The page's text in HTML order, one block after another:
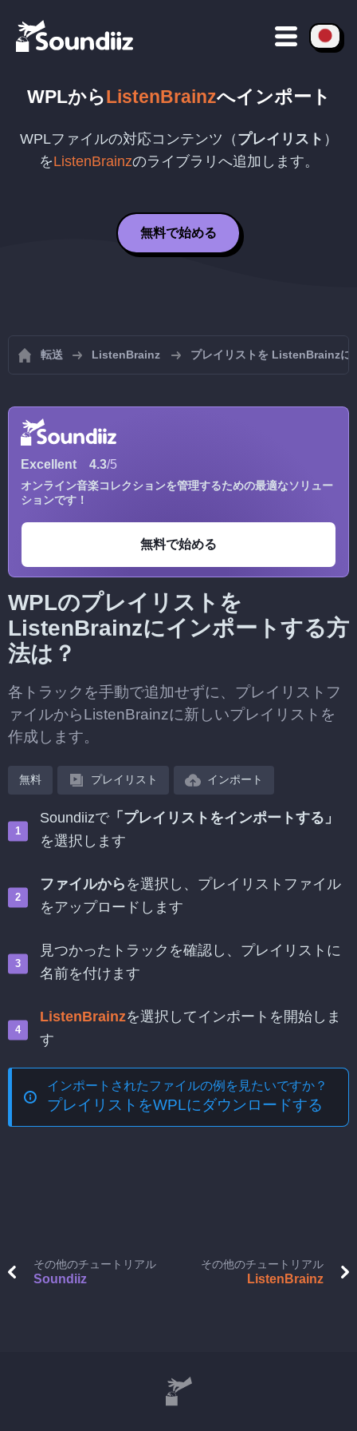
WPLからListenBrainzへインポート
WPLファイルの対応コンテンツ（ プレイリスト ）
をListenBrainzのライブラリへ追加します。
無料で始める
転送 ListenBrainz プレイリストを ListenBrainzに
Excellent 4.3/5
オンライン音楽コレクションを管理するための最適なソリュー
ションです！
無料で始める
WPLのプレイリストを
ListenBrainzにインポートする方
法は？
各トラックを手動で追加せずに、プレイリストフ
ァイルからListenBrainzに新しいプレイリストを
作成します。
無料 プレイリスト インポート
Soundiizで「プレイリストをインポートする」
を選択します
ファイルから を選択し、プレイリストファイル
をアップロードします
見つかったトラックを確認し、プレイリストに
名前を付けます
ListenBrainzを選択してインポートを開始しま
す
インポートされたファイルの例を見たいですか？
プレイリストをWPLにダウンロードする
その他のチュートリアル
Soundiiz
その他のチュートリアル
ListenBrainz